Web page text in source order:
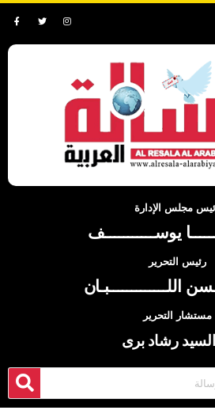
مجلس الإدارة
يوســـــــــــف
رئيس التحرير
اللـــــــــــــبـان
مستشار التحرير
رشاد برى